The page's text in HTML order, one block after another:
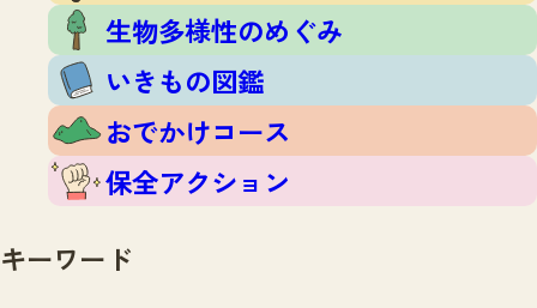
いきもの図鑑
おでかけコース
保全アクション
調査レポート
調査レポートTOP
調査結果
ふくおかいきものマップ
マッチング
マッチングTOP
掲載申し込みフォーム
お問合せ
生物多様性のめぐみ
いきもの図鑑
おでかけコース
保全アクション
キーワード